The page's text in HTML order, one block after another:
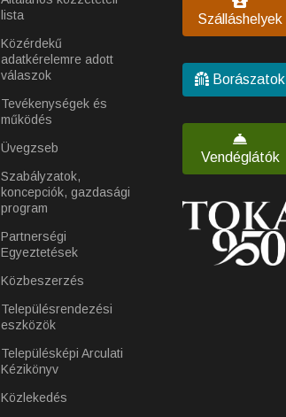
lista
Közérdekű
adatkérelemre adott
válaszok
Tevékenységek és
működés
Üvegzseb
Szabályzatok,
koncepciók, gazdasági
program
Partnerségi
Egyeztetések
Közbeszerzés
Településrendezési
eszközök
Településképi Arculati
Kézikönyv
Közlekedés
Szálláshelyek
Borászatok
Vendéglátók